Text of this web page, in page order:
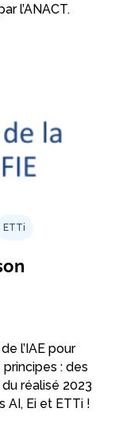
l’ANACT.
ETTi
l’IAE pour
: des
réalisé 2023
Ei et ETTi !